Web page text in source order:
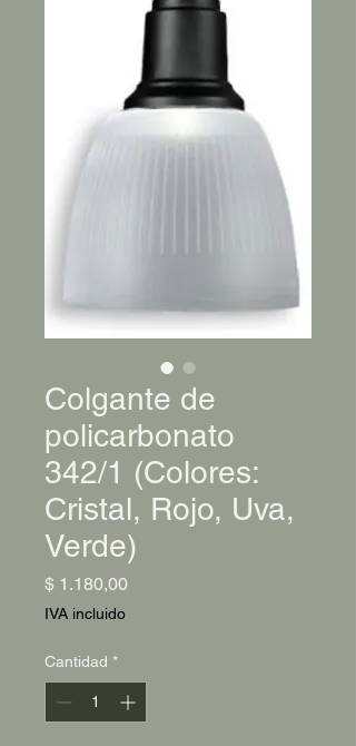
Colgante de
policarbonato
342/1 (Colores:
Cristal, Rojo, Uva,
Verde)
$ 1.180,00Precio
IVA incluido
Cantidad *